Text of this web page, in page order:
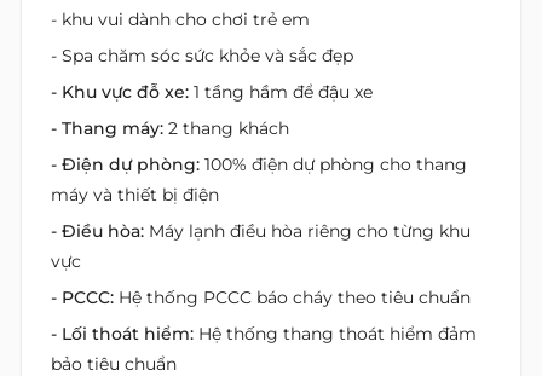
- khu vui dành cho chơi trẻ em
- Spa chăm sóc sức khỏe và sắc đẹp
- Khu vực đỗ xe: 1 tầng hầm để đậu xe
- Thang máy: 2 thang khách
- Điện dự phòng: 100% điện dự phòng cho thang
máy và thiết bị điện
- Điều hòa: Máy lạnh điều hòa riêng cho từng khu
vực
- PCCC: Hệ thống PCCC báo cháy theo tiêu chuẩn
- Lối thoát hiểm: Hệ thống thang thoát hiểm đảm
bảo tiêu chuẩn